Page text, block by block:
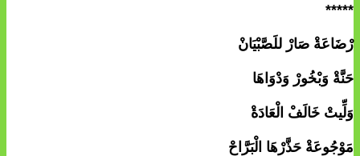
*****
رْضَاعَةْ صَارْ للَصَّبْيَانْ
حَنَّةْ وَبْخُورْ وَدْوَاهَا
وَلِّيتْ خَالَفْ الْعَادَةْ
مَوْجُوعَةْ حَذَّرْهَا الْبَرَّاحْ